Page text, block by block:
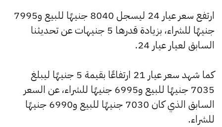
ارتفع سعر عيار 24 ليسجل 8040 جنيهًا للبيع و7995
جنيهًا للشراء، بزيادة قدرها 5 جنيهات عن تحديثنا
السابق لعيار عيار 24.
كما شهد سعر عيار 21 ارتفاعًا بقيمة 5 جنيهًا ليبلغ
7035 جنيهًا للبيع و6995 جنيهًا للشراء، عن السعر
السابق الذي كان 7030 جنيهًا للبيع و6990 جنيهًا
للشراء.